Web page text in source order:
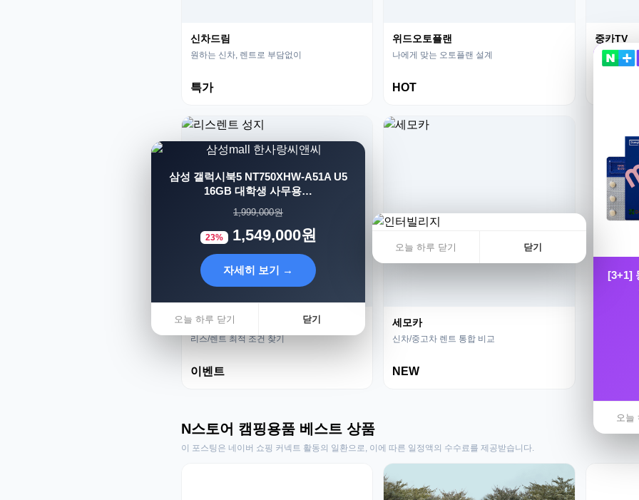
신차드림
원하는 신차, 렌트로 부담없이
특가
위드오토플랜
나에게 맞는 오토플랜 설계
HOT
중카TV
영상으로
리스렌트 성지
리스/렌트 최적 조건 찾기
이벤트
세모카
신차/중고차 렌트 통합 비교
NEW
N스토어 캠핑용품 베스트 상품
이 포스팅은 네이버 쇼핑 커넥트 활동의 일환으로, 이에 따른 일정액의 수수료를 제공받습니다.
오늘 하루 닫기 닫기
[3+1]
오늘
삼성 갤럭시북5 NT750XHW-A51A U5
16GB 대학생 사무용…
1,999,000원
23% 1,549,000원
자세히 보기 →
오늘 하루 닫기 닫기